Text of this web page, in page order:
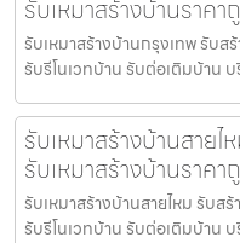
รับเหมาสร้างบ้านราคา
รับเหมาสร้างบ้านกรุงเทพ รับส
รับรีโนเวทบ้าน รับต่อเติมบ้าน
รับเหมาสร้างบ้านสาย
รับเหมาสร้างบ้านราคา
รับเหมาสร้างบ้านสายไหม รับส
รับรีโนเวทบ้าน รับต่อเติมบ้าน